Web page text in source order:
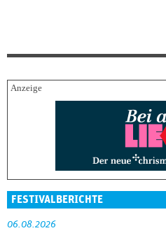
FESTIVALBERICHTE
06.08.2026